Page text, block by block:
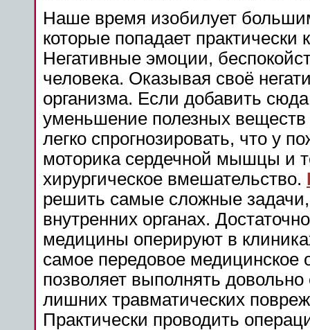
Наше время изобилует
которые попадает
Негативные эмоции,
человека. Оказывая своё
организма. Если добавить
уменьшение полезных
легко спрогнозировать, что у
моторика сердечной мышцы и
хирургическое вмешательство.
решить самые сложные
внутренних органах.
медицины оперируют в
самое передовое
позволяет выполнять
лишних травматических
Практически проводить